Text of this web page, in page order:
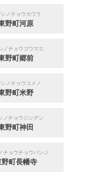
シノチョウカワラ
野町河原
ノチョウゴウマエ
野町郷前
シノチョウコメノ
野町米野
ノチョウジンデン
野町神田
チョウチョウバンジ
野町長幡寺